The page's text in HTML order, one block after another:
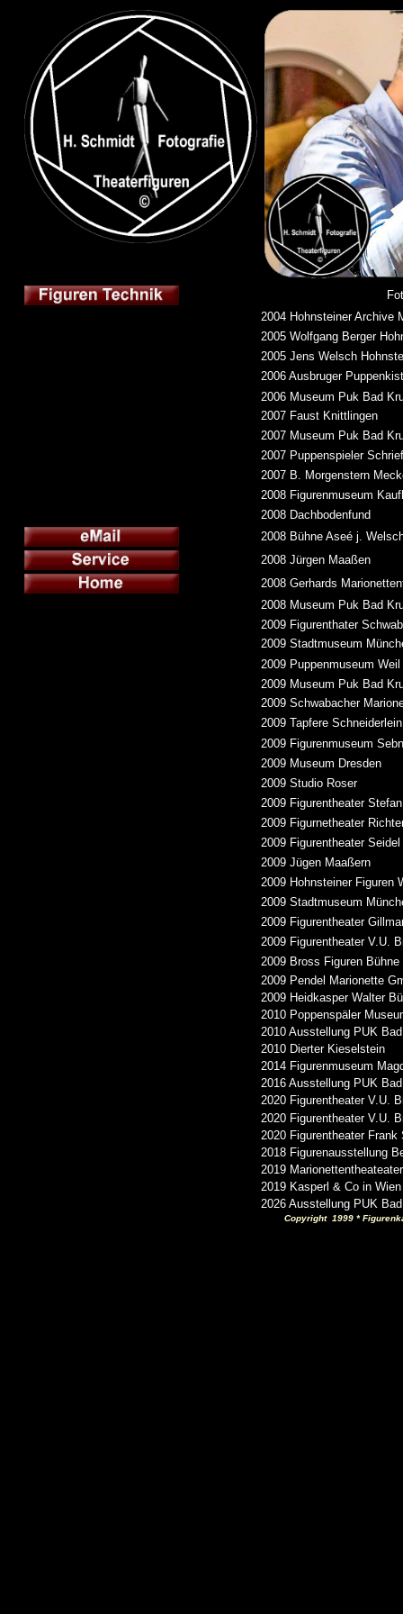
2004 Hohnsteiner Archive
2005 Wolfgang Berger
2005 Jens Welsch
2006 Ausbruger
2006 Museum Puk Bad
2007 Faust Knittlingen
2007 Museum Puk Bad
2007 Puppenspieler
2007 B. Morgenstern
2008 Figurenmuseum
2008 Dachbodenfund
2008 Bühne Aseé j.
2008 Jürgen Maaßen
2008 Gerhards
2008 Museum Puk Bad
2009 Figurenthater
2009 Stadtmuseum
2009 Puppenmuseum
2009 Museum Puk Bad
2009 Schwabacher
2009 Tapfere
2009 Figurenmuseum
2009 Museum Dresden
2009 Studio Roser
2009 Figurentheater
2009 Figurnetheater
2009 Figurentheater Seidel
2009 Jügen Maaßern
2009 Hohnsteiner Figuren
2009 Stadtmuseum
2009 Figurentheater
2009 Figurentheater V.U.
2009 Bross Figuren
2009 Pendel Marionette
2009 Heidkasper Walter
2010 Poppenspäler
2010 Ausstellung PUK
2010 Dierter Kieselstein
2014 Figurenmuseum
2016 Ausstellung PUK
2020 Figurentheater V.U.
2020 Figurentheater V.U.
2020 Figurentheater Frank
2018 Figurenausstellung
2019
2019 Kasperl & Co in
2026 Ausstellung PUK
Copyright 1999 *